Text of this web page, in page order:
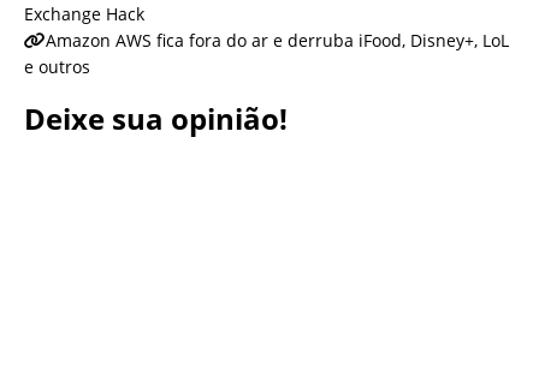
Exchange Hack
Amazon AWS fica fora do ar e derruba iFood, Disney+, LoL
e outros
Deixe sua opinião!